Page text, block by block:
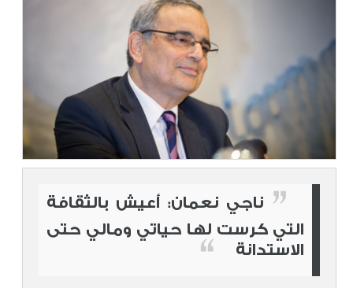
ناجي نعمان: أعيش بالثقافة
التي كرست لها حياتي ومالي حتى
الاستدانة